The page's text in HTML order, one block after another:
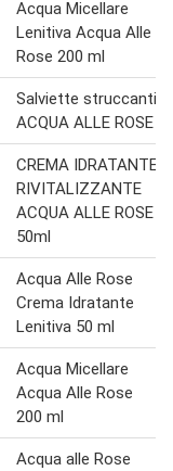
Acqua Micellare
Lenitiva Acqua Alle
Rose 200 ml
Salviette struccanti
ACQUA ALLE ROSE
CREMA IDRATANTE
RIVITALIZZANTE
ACQUA ALLE ROSE
50ml
Acqua Alle Rose
Crema Idratante
Lenitiva 50 ml
Acqua Micellare
Acqua Alle Rose
200 ml
Acqua alle Rose